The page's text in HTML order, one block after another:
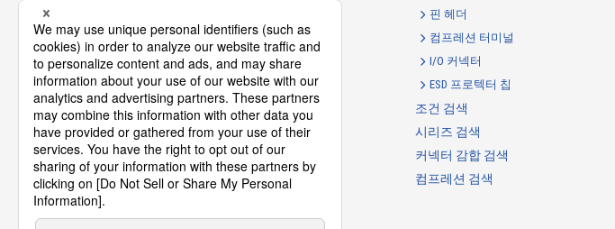
Web 구입 가능
IMSA-10109B-30Y936
제품 가이드
커넥터 선택 가이드
핀 헤더
컴프레션 터미널
I/O 커넥터
ESD 프로텍터 칩
조건 검색
시리즈 검색
커넥터 감합 검색
컴프레션 검색